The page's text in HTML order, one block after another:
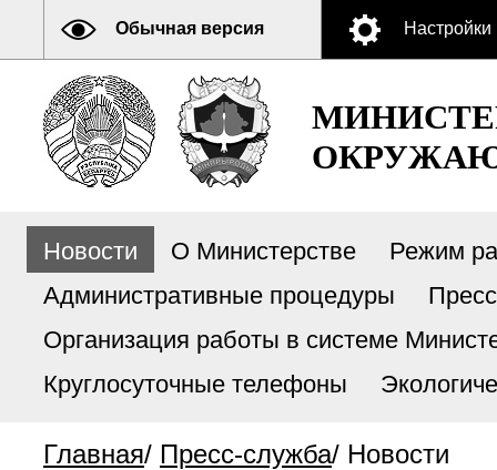
Обычная версия Настройки
Новости О Министерстве
Режим
Административные процедуры
Организация работы в системе
Круглосуточные телефоны
Главная/ Пресс-служба/ Новости